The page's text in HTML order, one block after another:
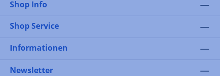
Shop Info
Shop Service
Informationen
Newsletter